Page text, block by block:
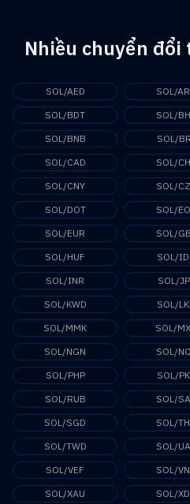
Nhiều chuyển
SOL/AED SOL/
SOL/BDT
SOL/
SOL/BNB
SOL/
SOL/CAD
SOL/
SOL/CNY
SOL/
SOL/DOT
SOL/
SOL/EUR
SOL/
SOL/HUF
SOL/
SOL/INR
SOL/
SOL/KWD
SOL/
SOL/MMK
SOL/
SOL/NGN
SOL/
SOL/PHP
SOL/
SOL/RUB
SOL/
SOL/SGD
SOL/
SOL/TWD
SOL/
SOL/VEF
SOL/
SOL/XAU
SOL/